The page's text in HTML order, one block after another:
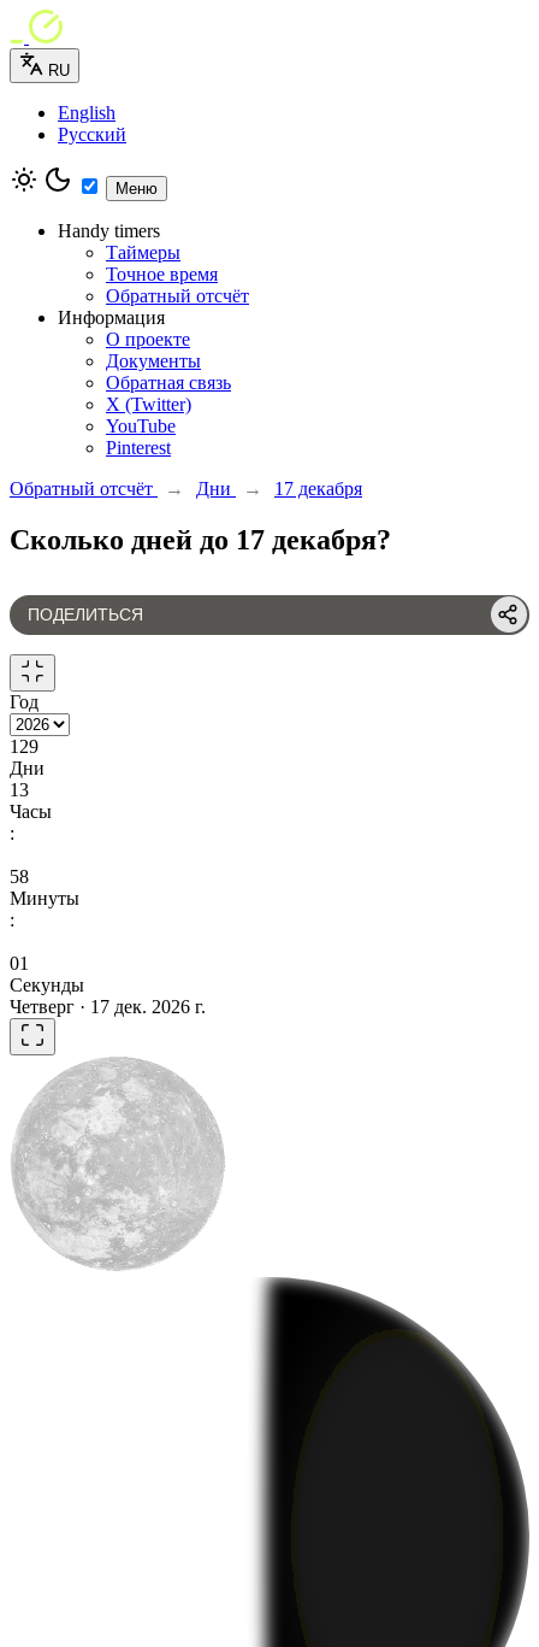
RU
English
Русский
Меню
Handy timers
Таймеры
Точное время
Обратный отсчёт
Информация
О проекте
Документы
Обратная связь
X (Twitter)
YouTube
Pinterest
Обратный отсчёт
→ Дни → 17 декабря
Сколько дней до 17 декабря?
ПОДЕЛИТЬСЯ
Год
129
Дни
13
Часы
:
58
Минуты
:
01
Секунды
Четверг · 17 дек. 2026 г.